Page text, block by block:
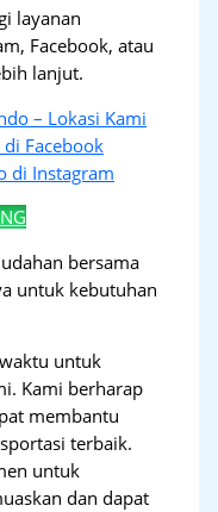
layanan
Facebook, atau
lanjut.
– Lokasi Kami
Facebook
di Instagram
bersama
untuk kebutuhan
untuk
Kami berharap
membantu
terbaik.
untuk
dan dapat